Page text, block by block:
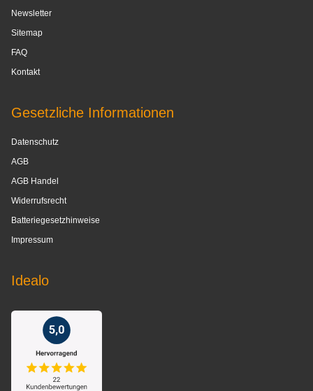
Newsletter
Sitemap
FAQ
Kontakt
Gesetzliche Informationen
Datenschutz
AGB
AGB Handel
Widerrufsrecht
Batteriegesetzhinweise
Impressum
Idealo